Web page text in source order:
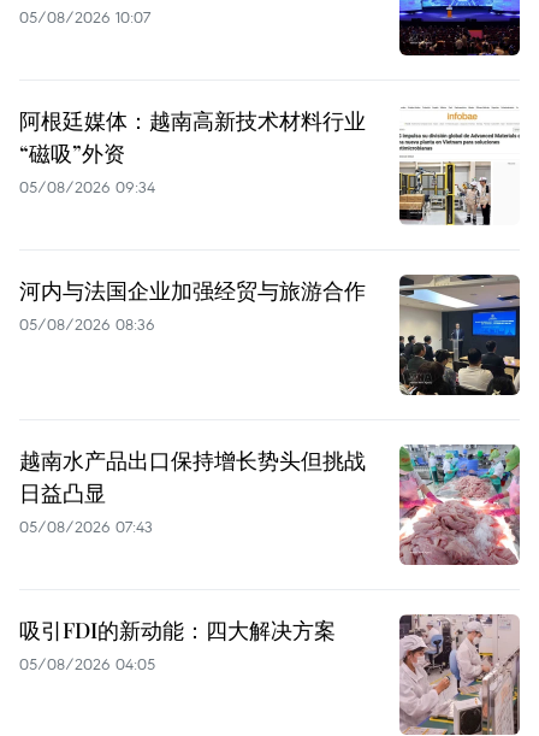
05/08/2026 10:07
阿根廷媒体：越南高新技术材料行业
“磁吸”外资
05/08/2026 09:34
河内与法国企业加强经贸与旅游合作
05/08/2026 08:36
越南水产品出口保持增长势头但挑战
日益凸显
05/08/2026 07:43
吸引FDI的新动能：四大解决方案
05/08/2026 04:05